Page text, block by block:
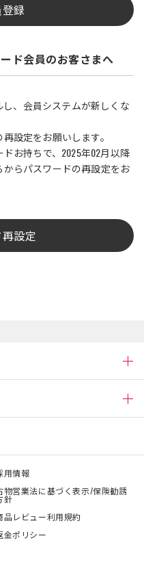
録
ド会員のお客さまへ
、会員システムが新しくな
設定をお願いします。
お持ちで、2025年02月以降
らパスワードの再設定をお
設定
用情報
物営業法に基づく表示/保険勧誘
針
品レビュー利用規約
金ポリシー